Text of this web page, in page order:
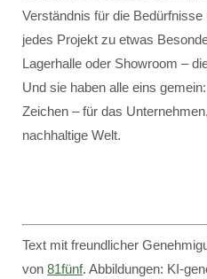
Verständnis für die
jedes Projekt zu etwas
Lagerhalle oder Showroom –
Und sie haben alle eins
Zeichen – für das
nachhaltige Welt.
Text mit freundlicher
von 81fünf. Abbildungen: KI-